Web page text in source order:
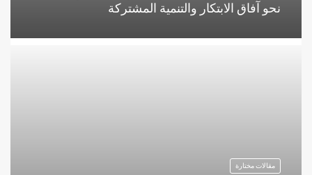
نحو آفاق الابتكار والتنمية المشتركة
مقالات مختارة